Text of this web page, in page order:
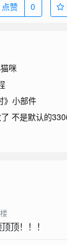
点赞 0
咪
》小部件
不是默认的
楼
顶！！！